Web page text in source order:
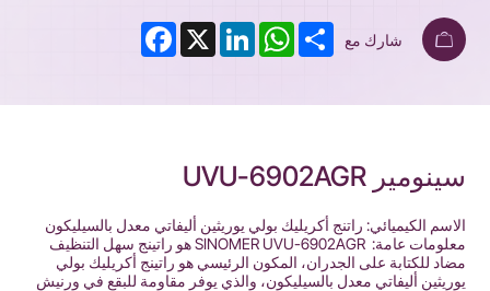
شارك مع Facebook X
LinkedIn
WhatsAppShare
سينومير UVU-6902AGR
الاسم الكيميائي: راتنج أكريليك بولي يوريثين أليفاتي معدل بالسيليكون
معلومات عامة: SINOMER UVU-6902AGR هو راتينج سهل التنظيف
مضاد للكتابة على الجدران، المكون الرئيسي هو راتينج أكريليك بولي
يوريثين أليفاتي معدل بالسيليكون، والذي يوفر مقاومة للبقع في ورنيش